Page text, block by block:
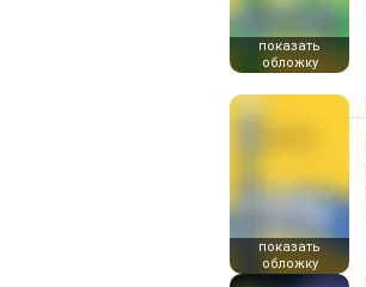
показать
обложку
показать
обложку